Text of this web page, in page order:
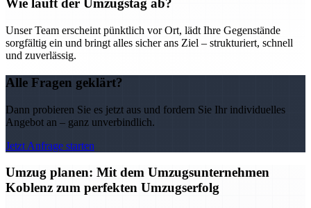
Wie läuft der Umzugstag ab?
Unser Team erscheint pünktlich vor Ort, lädt Ihre Gegenstände
sorgfältig ein und bringt alles sicher ans Ziel – strukturiert, schnell
und zuverlässig.
Alle Fragen geklärt?
Dann probieren Sie es jetzt aus und fordern Sie Ihr individuelles
Angebot an – ganz unverbindlich.
Jetzt Anfrage starten
Umzug planen: Mit dem Umzugsunternehmen
Koblenz zum perfekten Umzugserfolg